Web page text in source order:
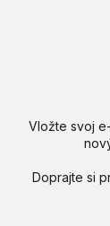
Vložte svoj